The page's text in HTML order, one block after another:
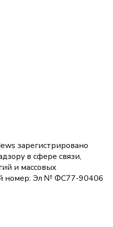
зарегистрировано
в сфере связи,
и массовых
номер: Эл № ФС77-90406